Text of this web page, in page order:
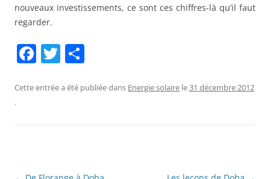
nouveaux investissements, ce sont ces chiffres-là qu’il faut
regarder.
F
c
o
T
itt ta
Cette entrée a été publiée dans Energie solaire le31 décembre 2012
.